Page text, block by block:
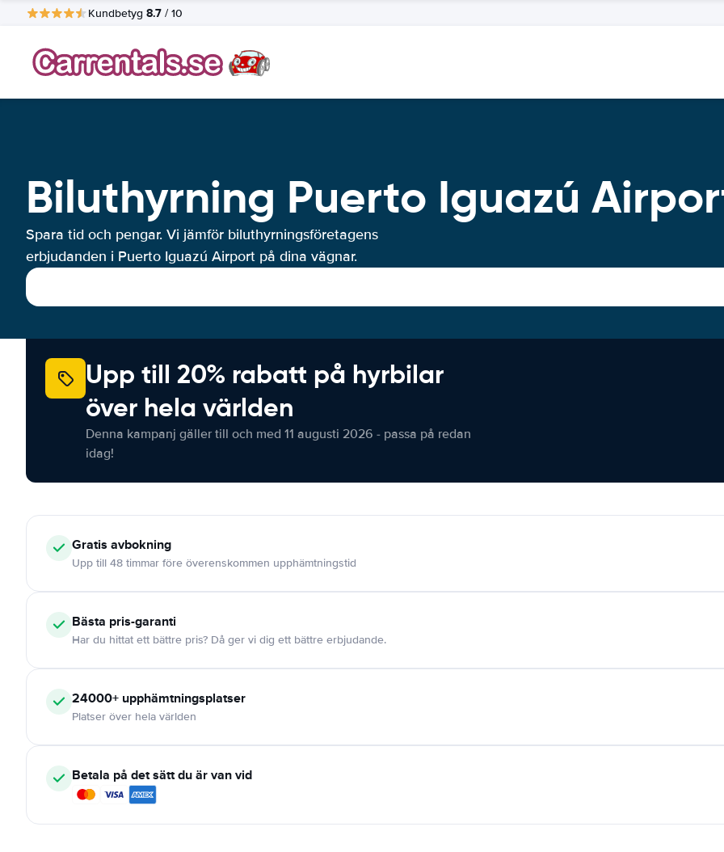
Kundbetyg 8.7 / 10
Biluthyrning Puerto Iguazú
Spara tid och pengar. Vi jämför biluthyrningsföretagens
erbjudanden i Puerto Iguazú Airport på dina vägnar.
Upp till 20% rabatt på hyrbilar
över hela världen
Denna kampanj gäller till och med 11 augusti 2026 - passa på redan
idag!
Gratis avbokning
Upp till 48 timmar före överenskommen upphämtningstid
Bästa pris-garanti
Har du hittat ett bättre pris? Då ger vi dig ett bättre erbjudande.
24000+ upphämtningsplatser
Platser över hela världen
Betala på det sätt du är van vid